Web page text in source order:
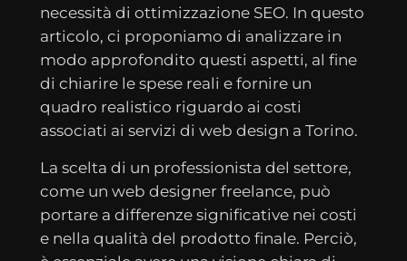
necessità di ottimizzazione SEO. In questo
articolo, ci proponiamo di analizzare in
modo approfondito questi aspetti, al fine
di chiarire le spese reali e fornire un
quadro realistico riguardo ai costi
associati ai servizi di web design a Torino.
La scelta di un professionista del settore,
come un web designer freelance, può
portare a differenze significative nei costi
e nella qualità del prodotto finale. Perciò,